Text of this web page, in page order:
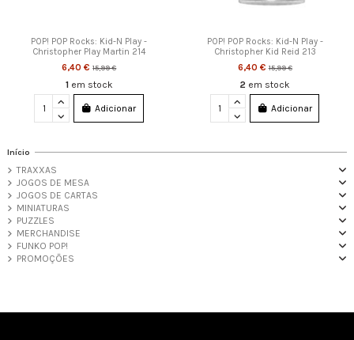
POP! POP Rocks: Kid-N Play -
Christopher Play Martin 214
6,40 €15,99 €
1 em stock
Adicionar
POP! POP Rocks: Kid-N Play -
Christopher Kid Reid 213
6,40 €15,99 €
2 em stock
Adicionar
Início
TRAXXAS
JOGOS DE MESA
JOGOS DE CARTAS
MINIATURAS
PUZZLES
MERCHANDISE
FUNKO POP!
PROMOÇÕES